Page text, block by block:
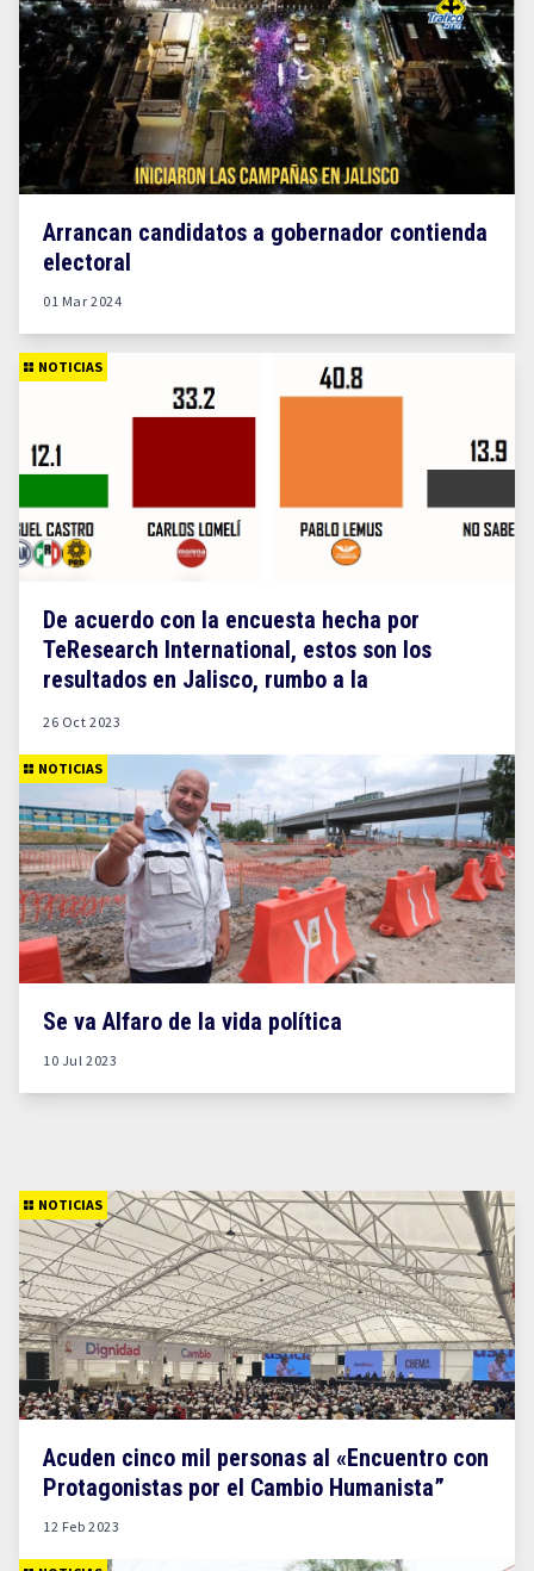
Arrancan candidatos a gobernador contienda
electoral
01 Mar 2024
NOTICIAS
De acuerdo con la encuesta hecha por
TeResearch International, estos son los
resultados en Jalisco, rumbo a la
26 Oct 2023
NOTICIAS
Se va Alfaro de la vida política
10 Jul 2023
NOTICIAS
Acuden cinco mil personas al «Encuentro con
Protagonistas por el Cambio Humanista”
12 Feb 2023